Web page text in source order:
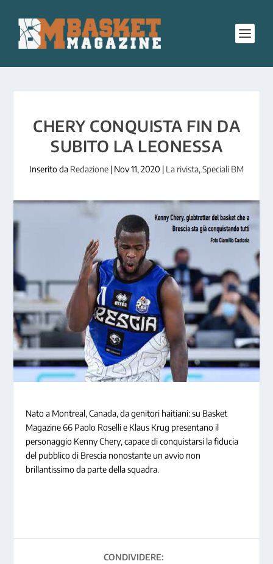
CHERY CONQUISTA FIN DA
SUBITO LA LEONESSA
Inserito da Redazione | Nov 11, 2020 | La rivista, Speciali BM
Nato a Montreal, Canada, da genitori haitiani: su Basket
Magazine 66 Paolo Roselli e Klaus Krug presentano il
personaggio Kenny Chery, capace di conquistarsi la fiducia
del pubblico di Brescia nonostante un avvio non
brillantissimo da parte della squadra.
CONDIVIDERE: